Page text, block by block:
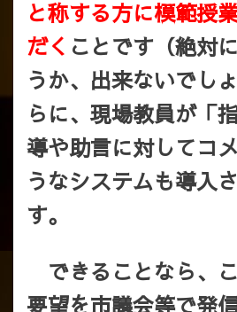
と称する方に模範授
だく ことです（絶対
うか、出来ないでし
らに、現場教員が「
導や助言に対してコ
うなシステムも導入
す。
できることなら、
要望を市議会等で発